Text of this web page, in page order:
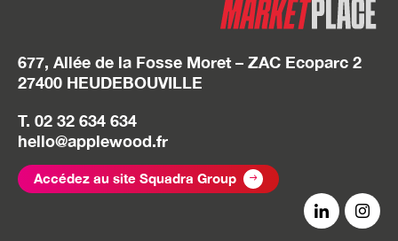
677, Allée de la Fosse Moret – ZAC Ecoparc 2
27400 HEUDEBOUVILLE
T. 02 32 634 634
hello@applewood.fr
Accédez au site Squadra Group